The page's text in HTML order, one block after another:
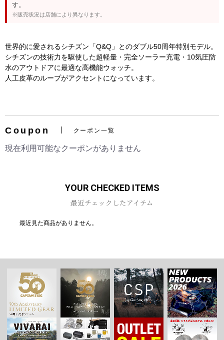
お買い物を続ける カートへ進む
す。
※販売状況は店舗により異なります。
世界的に愛されるシチズン「Q&Q」とのダブル50周年特別モデル。
シチズンの技術力を駆使した超軽量・完全ソーラー充電・10気圧防
水のアウトドアに最適な高機能ウォッチ。
人工皮革のループがアクセントになっています。
Coupon クーポン一覧
現在利用可能なクーポンがありません
YOUR CHECKED ITEMS
最近チェックしたアイテム
最近見た商品がありません。